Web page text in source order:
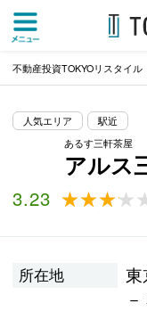
不動産投資TOKYOリスタイル
人気エリア
駅近
あるす三軒茶屋
アルス
3.23
所在地